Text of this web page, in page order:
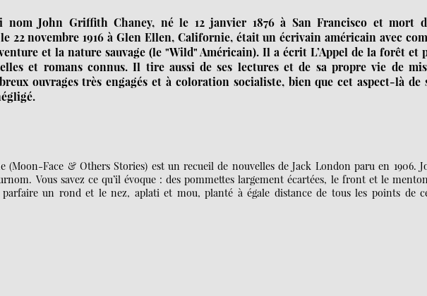
nom John Griffith Chaney, né le 12 janvier 1876 à San Francisco et mort
22 novembre 1916 à Glen Ellen, Californie, était un écrivain américain avec
et la nature sauvage (le "Wild" Américain). Il a écrit L’Appel de la forêt et
et romans connus. Il tire aussi de ses lectures et de sa propre vie de
ouvrages très engagés et à coloration socialiste, bien que cet aspect-là de
(Moon-Face & Others Stories) est un recueil de nouvelles de Jack London paru en 1906.
Vous savez ce qu’il évoque : des pommettes largement écartées, le front et le
un rond et le nez, aplati et mou, planté à égale distance de tous les points de